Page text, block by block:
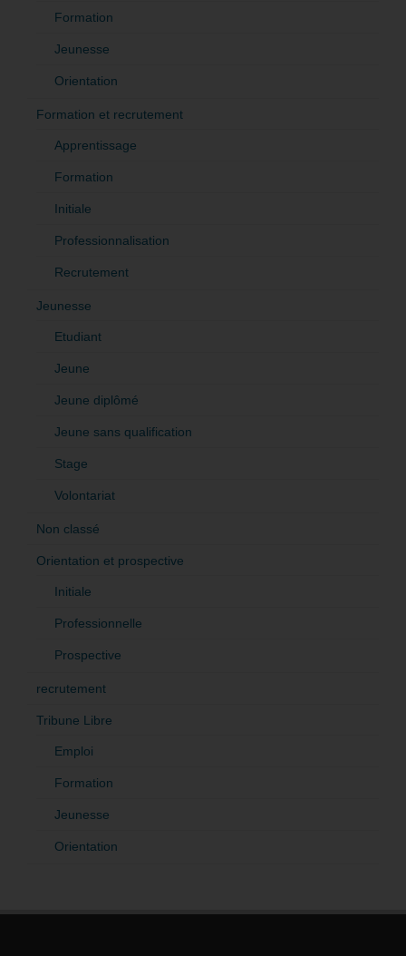
Formation
Jeunesse
Orientation
Formation et recrutement
Apprentissage
Formation
Initiale
Professionnalisation
Recrutement
Jeunesse
Etudiant
Jeune
Jeune diplômé
Jeune sans qualification
Stage
Volontariat
Non classé
Orientation et prospective
Initiale
Professionnelle
Prospective
recrutement
Tribune Libre
Emploi
Formation
Jeunesse
Orientation